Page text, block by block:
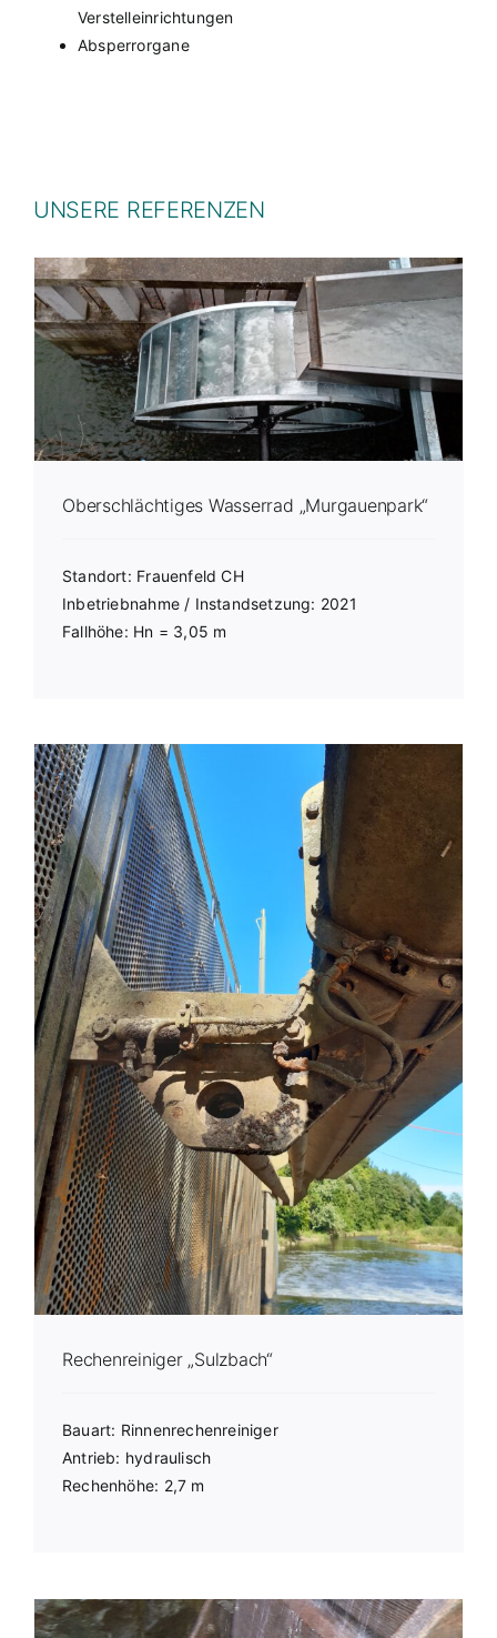
Verstelleinrichtungen
Absperrorgane
UNSERE REFERENZEN
Oberschlächtiges Wasserrad „Murgauenpark“
Standort: Frauenfeld CH
Inbetriebnahme / Instandsetzung: 2021
Fallhöhe: Hn = 3,05 m
Rechenreiniger „Sulzbach“
Bauart: Rinnenrechenreiniger
Antrieb: hydraulisch
Rechenhöhe: 2,7 m